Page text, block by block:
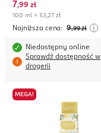
7,99 zł
100 ml = 53,27 zł
Najniższa cena: 9,99 zł
Niedostępny online
Sprawdź dostępność w
drogerii
MEGA!